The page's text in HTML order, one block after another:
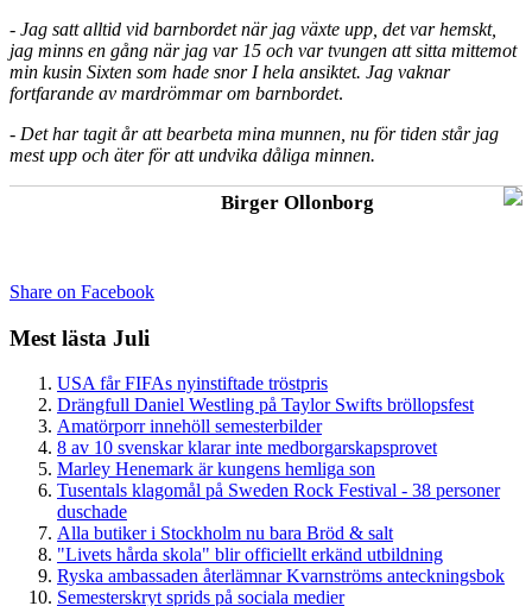
- Jag satt alltid vid barnbordet när jag växte upp, det var hemskt,
jag minns en gång när jag var 15 och var tvungen att sitta mittemot
min kusin Sixten som hade snor I hela ansiktet. Jag vaknar
fortfarande av mardrömmar om barnbordet.
- Det har tagit år att bearbeta mina munnen, nu för tiden står jag
mest upp och äter för att undvika dåliga minnen.
Birger Ollonborg
Share on Facebook
Mest lästa Juli
USA får FIFAs nyinstiftade tröstpris
Drängfull Daniel Westling på Taylor Swifts bröllopsfest
Amatörporr innehöll semesterbilder
8 av 10 svenskar klarar inte medborgarskapsprovet
Marley Henemark är kungens hemliga son
Tusentals klagomål på Sweden Rock Festival - 38 personer
duschade
Alla butiker i Stockholm nu bara Bröd & salt
"Livets hårda skola" blir officiellt erkänd utbildning
Ryska ambassaden återlämnar Kvarnströms anteckningsbok
Semesterskryt sprids på sociala medier